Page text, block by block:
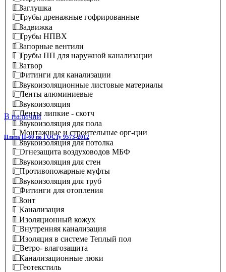
Трубы дренажные гофрированные
Трубы НПВХ
Трубы ПП для наружной канализации
Фитинги для канализации
Ленты алюминиевые
Ленты липкие - скотч
Монтажные и строительные орг-ции
Огнезащита воздуховодов МБФ
Противопожарные муфты
Фитинги для отопления
Канализация
Внутренняя канализация
Ветро- влагозащита
Геотекстиль
Заглушка
Задвижка
Запорные вентили
Затвор
Звукоизоляционные листовые материалы
Звукоизоляция
Звукоизоляция для пола
Звукоизоляция для потолка
Звукоизоляция для стен
Звукоизоляция для труб
Зонт
Изоляционный кожух
Изоляция в системе Теплый пол
Канализационные люки
В наличии
Плита П-60 по ГОСТу 9573-2012